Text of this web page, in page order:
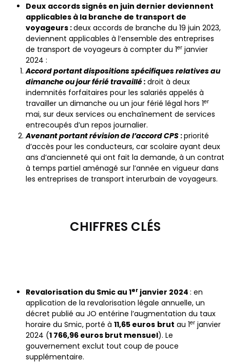
Deux accords signés en juin dernier deviennent
applicables à la branche de transport de
voyageurs :deux accords de branche du 19 juin 2023,
deviennent applicables à l’ensemble des entreprises
de transport de voyageurs à compter du 1er janvier
2024 :
Accord portant dispositions spécifiques relatives au
dimanche ou jour férié travaillé : droit à deux
indemnités forfaitaires pour les salariés appelés à
travailler un dimanche ou un jour férié légal hors 1er
mai, sur deux services ou enchaînement de services
entrecoupés d’un repos journalier.
Avenant portant révision de l’accord CPS :priorité
d’accès pour les conducteurs, car scolaire ayant deux
ans d’ancienneté qui ont fait la demande, à un contrat
à temps partiel aménagé sur l’année en vigueur dans
les entreprises de transport interurbain de voyageurs.
CHIFFRES CLÉS
Revalorisation du Smic au 1er janvier 2024 : en
application de la revalorisation légale annuelle, un
décret publié au JO entérine l’augmentation du taux
horaire du Smic, porté à 11,65 euros brut au 1er janvier
2024 (1 766,96 euros brut mensuel). Le
gouvernement exclut tout coup de pouce
supplémentaire.